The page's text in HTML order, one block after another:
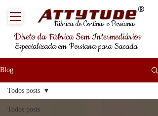
Fábrica de Cortinas e Persianas
®
Direto da Fábrica Sem Intermediários
Especializada em Persiana para Sacada
Blog
Todos posts
Todos posts